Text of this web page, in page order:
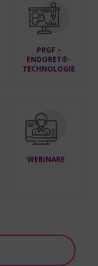
PRGF –
ENDORET®-
TECHNOLOGIE
WEBINARE